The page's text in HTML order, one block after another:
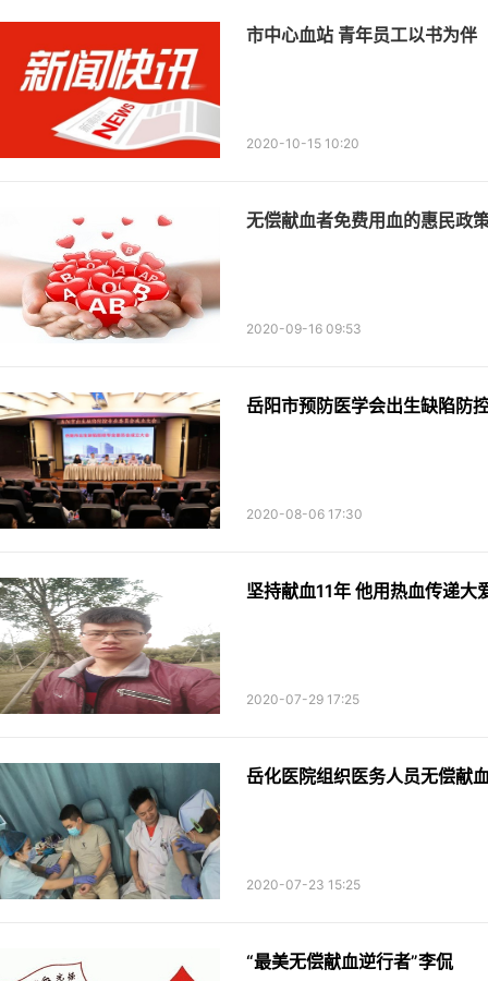
市中心血站 青年员工以书为伴
2020-10-15 10:20
无偿献血者免费用血的惠民政
2020-09-16 09:53
岳阳市预防医学会出生缺陷防
2020-08-06 17:30
坚持献血11年 他用热血传递大
2020-07-29 17:25
岳化医院组织医务人员无偿献
2020-07-23 15:25
“最美无偿献血逆行者”李侃